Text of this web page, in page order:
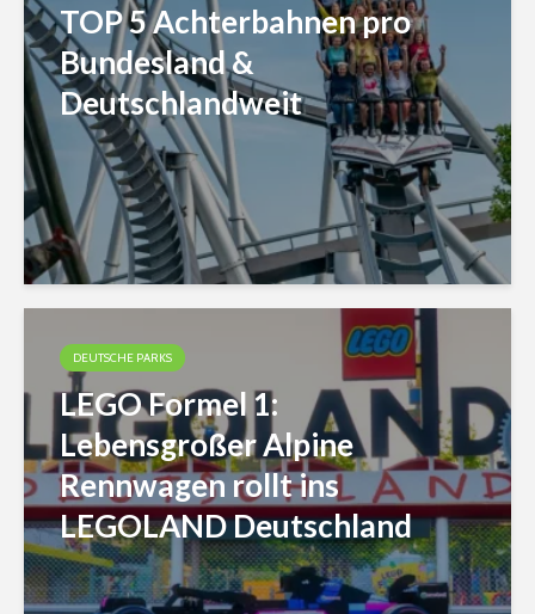
TOP 5 Achterbahnen pro
Bundesland &
Deutschlandweit
DEUTSCHE PARKS
LEGO Formel 1:
Lebensgroßer Alpine
Rennwagen rollt ins
LEGOLAND Deutschland